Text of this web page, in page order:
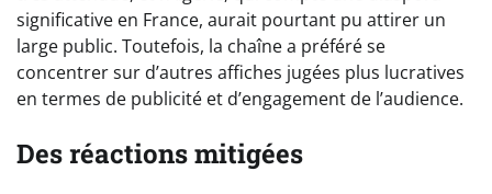
significative en France, aurait pourtant pu attirer un
large public. Toutefois, la chaîne a préféré se
concentrer sur d’autres affiches jugées plus lucratives
en termes de publicité et d’engagement de l’audience.
Des réactions mitigées